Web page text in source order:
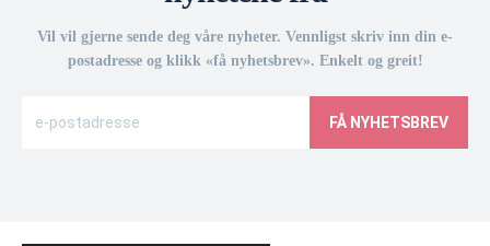
Vil vil gjerne sende deg våre nyheter. Vennligst skriv inn din e-
postadresse og klikk «få nyhetsbrev». Enkelt og greit!
FÅ NYHETSBREV